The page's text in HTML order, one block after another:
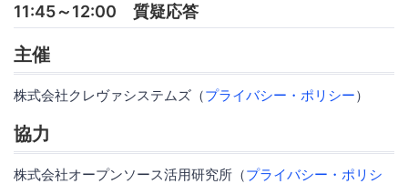
11:45～12:00 質疑応答
主催
株式会社クレヴァシステムズ（プライバシー・ポリシー）
協力
株式会社オープンソース活用研究所（プライバシー・ポリシ